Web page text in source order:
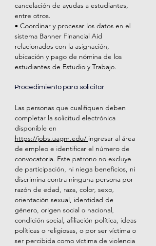
cancelación de ayudas a estudiantes,
entre otros.
• Coordinar y procesar los datos en el
sistema Banner Financial Aid
relacionados con la asignación,
ubicación y pago de nómina de los
estudiantes de Estudio y Trabajo.
Procedimiento para solicitar
Las personas que cualifiquen deben
completar la solicitud electrónica
disponible en
https://jobs.uagm.edu/ ingresar al área
de empleo e identificar el número de
convocatoria. Este patrono no excluye
de participación, ni niega beneficios, ni
discrimina contra ninguna persona por
razón de edad, raza, color, sexo,
orientación sexual, identidad de
género, origen social o nacional,
condición social, afiliación política, ideas
políticas o religiosas, o por ser víctima o
ser percibida como víctima de violencia